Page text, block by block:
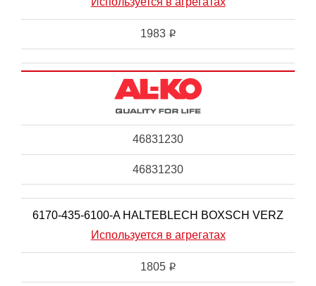
1983 i
46831230
46831230
6170-435-6100-A HALTEBLECH BOXSCH VERZ
Используется в агрегатах
1805 i